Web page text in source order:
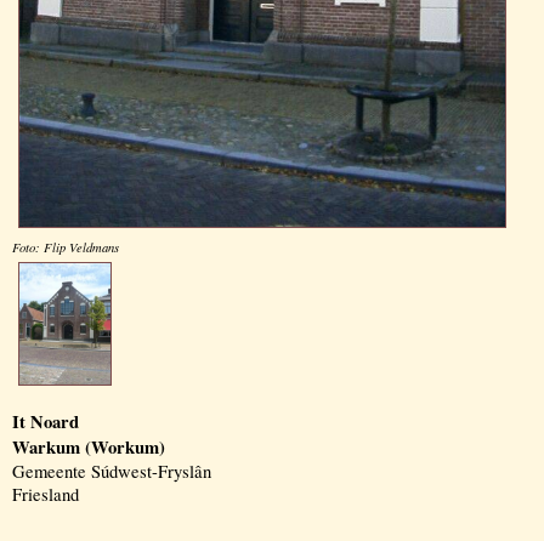
Foto: Flip Veldmans
It Noard
Warkum (Workum)
Gemeente Súdwest-Fryslân
Friesland